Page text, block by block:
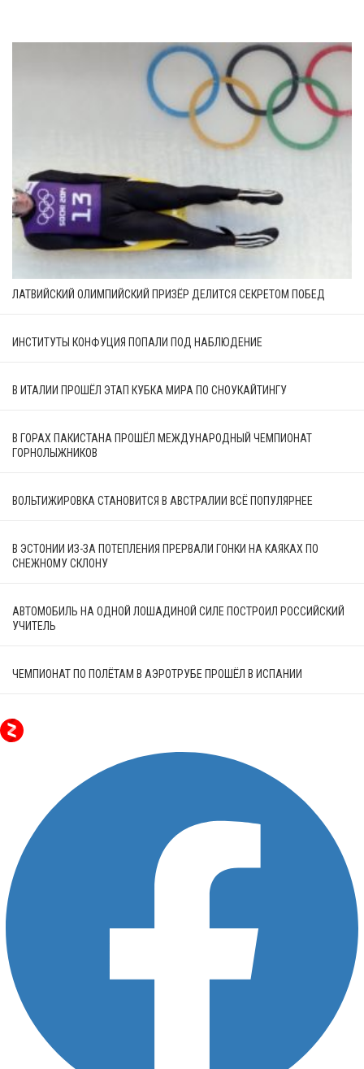
ЛАТВИЙСКИЙ ОЛИМПИЙСКИЙ ПРИЗЁР ДЕЛИТСЯ СЕКРЕТОМ ПОБЕД
ИНСТИТУТЫ КОНФУЦИЯ ПОПАЛИ ПОД НАБЛЮДЕНИЕ
В ИТАЛИИ ПРОШЁЛ ЭТАП КУБКА МИРА ПО СНОУКАЙТИНГУ
В ГОРАХ ПАКИСТАНА ПРОШЁЛ МЕЖДУНАРОДНЫЙ ЧЕМПИОНАТ
ГОРНОЛЫЖНИКОВ
ВОЛЬТИЖИРОВКА СТАНОВИТСЯ В АВСТРАЛИИ ВСЁ ПОПУЛЯРНЕЕ
В ЭСТОНИИ ИЗ-ЗА ПОТЕПЛЕНИЯ ПРЕРВАЛИ ГОНКИ НА КАЯКАХ ПО
СНЕЖНОМУ СКЛОНУ
АВТОМОБИЛЬ НА ОДНОЙ ЛОШАДИНОЙ СИЛЕ ПОСТРОИЛ РОССИЙСКИЙ
УЧИТЕЛЬ
ЧЕМПИОНАТ ПО ПОЛЁТАМ В АЭРОТРУБЕ ПРОШЁЛ В ИСПАНИИ